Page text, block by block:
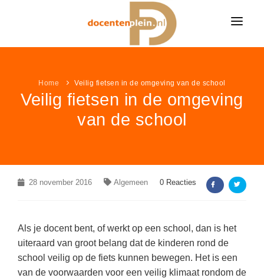
NIEUWS
ONDERWIJSNIEUWS
NIEUWSDOSSIER
Pesten op school
LESIDEE
Speciaal onderwijs
LAATSTE LESIDEEËN
Nederlands(77)
Wiskunde(41)
KLEURPLATEN
Boerderij kleurplaten
Sprookjes kleurplaten
Kerst kleurplaten
LINKPAGINA'S
Aardrijkskunde / ANW
Bewegingsonderwijs
AANBIEDINGEN
Boek: Kleine werelden van het zonnestelsel
Home Veilig fietsen in de omgeving van de school
Veilig fietsen in de omgeving
van de school
28 november 2016 Algemeen 0 Reacties
Als je docent bent, of werkt op een school, dan is het
uiteraard van groot belang dat de kinderen rond de
school veilig op de fiets kunnen bewegen. Het is een
van de voorwaarden voor een veilig klimaat rondom de